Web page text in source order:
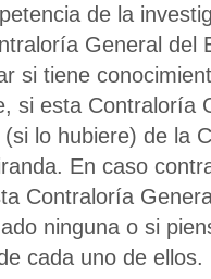
de la
General del
si tiene
si esta Contraloría
lo hubiere) de la
En caso
Contraloría
ninguna o si
cada uno de ellos.